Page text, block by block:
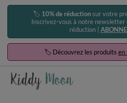
🏷️ 10% de réductionsur votre
Inscrivez-vous à notre newsletter
réduction |
🏷️ Découvrez les produits en